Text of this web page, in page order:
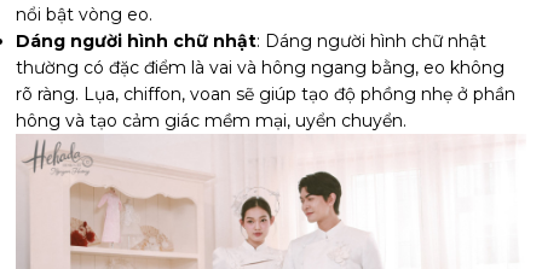
nổi bật vòng eo.
Dáng người hình chữ nhật: Dáng người hình chữ nhật
thường có đặc điểm là vai và hông ngang bằng, eo không
rõ ràng. Lụa, chiffon, voan sẽ giúp tạo độ phồng nhẹ ở phần
hông và tạo cảm giác mềm mại, uyển chuyển.